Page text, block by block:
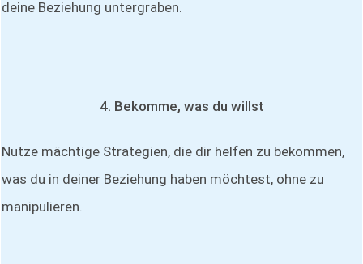
deine Beziehung untergraben.
4. Bekomme, was du willst
Nutze mächtige Strategien, die dir helfen zu bekommen,
was du in deiner Beziehung haben möchtest, ohne zu
manipulieren.